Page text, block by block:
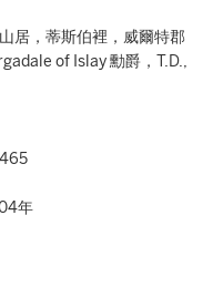
居，蒂斯伯裡，威爾特郡
of Islay 勳爵，T.D.,
年